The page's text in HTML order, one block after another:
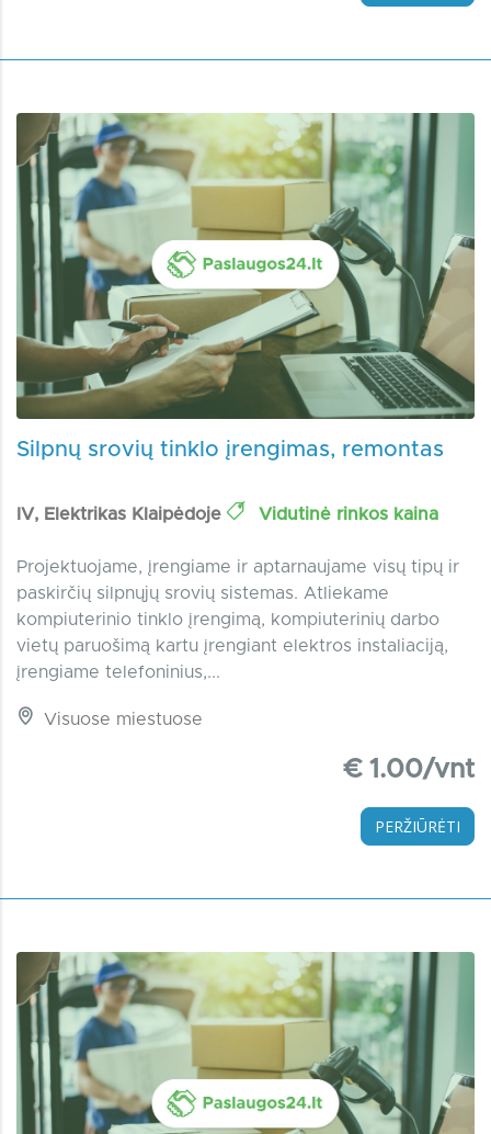
Silpnų srovių tinklo įrengimas, remontas
IV, Elektrikas Klaipėdoje Vidutinė rinkos kaina
Projektuojame, įrengiame ir aptarnaujame visų tipų ir
paskirčių silpnųjų srovių sistemas. Atliekame
kompiuterinio tinklo įrengimą, kompiuterinių darbo
vietų paruošimą kartu įrengiant elektros instaliaciją,
įrengiame telefoninius,...
Visuose miestuose
€ 1.00/vnt
PERŽIŪRĖTI